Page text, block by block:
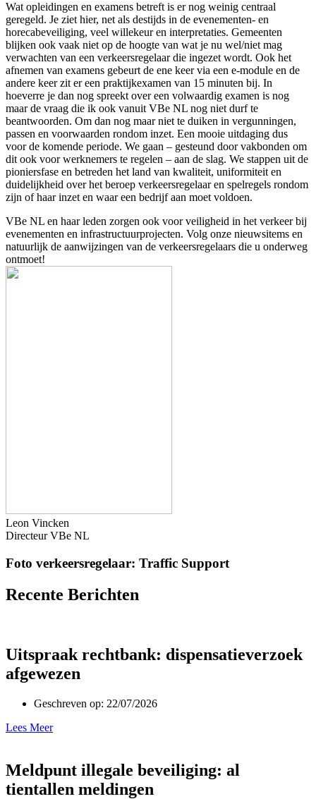
Wat opleidingen en examens betreft is er nog weinig centraal
geregeld. Je ziet hier, net als destijds in de evenementen- en
horecabeveiliging, veel willekeur en interpretaties. Gemeenten
blijken ook vaak niet op de hoogte van wat je nu wel/niet mag
verwachten van een verkeersregelaar die ingezet wordt. Ook het
afnemen van examens gebeurt de ene keer via een e-module en de
andere keer zit er een praktijkexamen van 15 minuten bij. In
hoeverre je dan nog spreekt over een volwaardig examen is nog
maar de vraag die ik ook vanuit VBe NL nog niet durf te
beantwoorden. Om dan nog maar niet te duiken in vergunningen,
passen en voorwaarden rondom inzet. Een mooie uitdaging dus
voor de komende periode. We gaan – gesteund door vakbonden om
dit ook voor werknemers te regelen – aan de slag. We stappen uit de
pioniersfase en betreden het land van kwaliteit, uniformiteit en
duidelijkheid over het beroep verkeersregelaar en spelregels rondom
zijn of haar inzet en waar een bedrijf aan moet voldoen.
VBe NL en haar leden zorgen ook voor veiligheid in het verkeer bij
evenementen en infrastructuurprojecten. Volg onze nieuwsitems en
natuurlijk de aanwijzingen van de verkeersregelaars die u onderweg
ontmoet!
Leon Vincken
Directeur VBe NL
Foto verkeersregelaar: Traffic Support
Recente Berichten
Uitspraak rechtbank: dispensatieverzoek
afgewezen
Geschreven op: 22/07/2026
Lees Meer
Meldpunt illegale beveiliging: al
tientallen meldingen